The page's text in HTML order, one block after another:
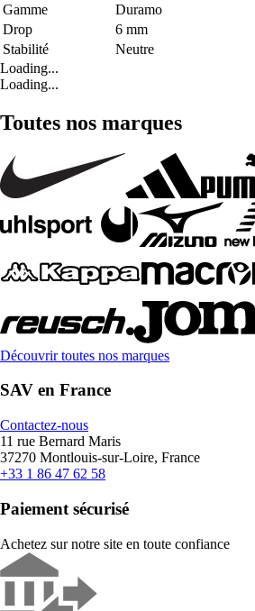
Gamme
Duramo
Drop
6 mm
Stabilité
Neutre
Loading...
Loading...
Toutes nos marques
Découvrir toutes nos marques
SAV en France
Contactez-nous
11 rue Bernard Maris
37270 Montlouis-sur-Loire, France
+33 1 86 47 62 58
Paiement sécurisé
Achetez sur notre site en toute confiance